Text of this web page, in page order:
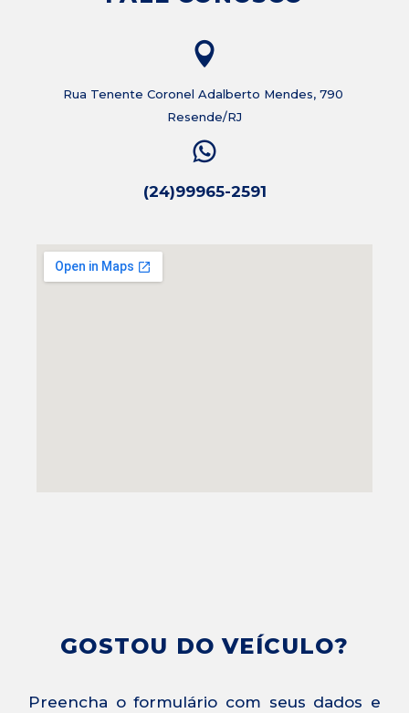
Rua Tenente Coronel Adalberto Mendes, 790
Resende/RJ
(24)99965-2591
GOSTOU DO VEÍCULO?
Preencha o formulário com seus dados e